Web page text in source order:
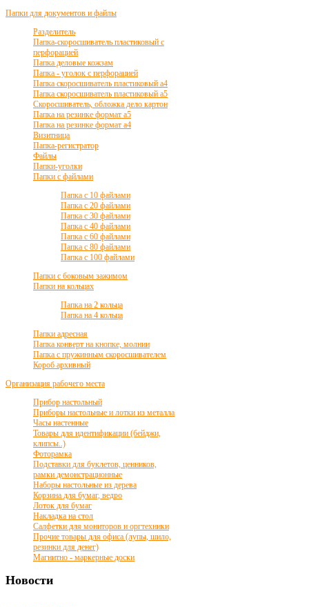
Папки для документов и файлы
Разделитель
Папка-скоросшиватель пластиковый с
перфорацией
Папка деловые кожзам
Папка - уголок с перфорацией
Папка скоросшиватель пластиковый а4
Папка скоросшиватель пластиковый а5
Скоросшиватель, обложка дело картон
Папка на резинке формат а5
Папка на резинке формат а4
Визитница
Папка-регистратор
Файлы
Папки-уголки
Папки с файлами
Папка с 10 файлами
Папка с 20 файлами
Папка с 30 файлами
Папка с 40 файлами
Папка с 60 файлами
Папка с 80 файлами
Папка с 100 файлами
Папки с боковым зажимом
Папки на кольцах
Папка на 2 кольца
Папка на 4 кольца
Папки адресная
Папка конверт на кнопке, молнии
Папка с пружинным скоросшивателем
Короб архивный
Организация рабочего места
Прибор настольный
Приборы настольные и лотки из металла
Часы настенные
Товары для идентификации (бейджи,
клипсы..)
Фоторамка
Подставки для буклетов, ценников,
рамки демонстрационные
Наборы настольные из дерева
Корзина для бумаг, ведро
Лоток для бумаг
Накладка на стол
Салфетки для мониторов и оргтехники
Прочие товары для офиса (лупы, шило,
резинки для денег)
Магнитно - маркерные доски
Новости